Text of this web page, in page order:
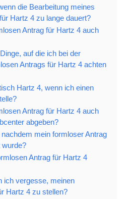
die Bearbeitung meines
Hartz 4 zu lange dauert?
Antrag für Hartz 4 auch
auf die ich bei der
Antrags für Hartz 4 achten
Hartz 4, wenn ich einen
Antrag für Hartz 4 auch
abgeben?
mein formloser Antrag
wurde?
Antrag für Hartz 4
ich vergesse, meinen
Hartz 4 zu stellen?